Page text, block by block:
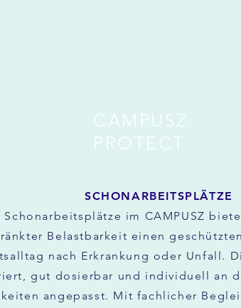
CAMPUSZ
PROTECT
SCHONARBEITSPLÄTZE
Schonarbeitsplätze im CAMPUSZ
Belastbarkeit einen
nach Erkrankung oder Unfall.
gut dosierbar und individuell an
angepasst. Mit fachlicher